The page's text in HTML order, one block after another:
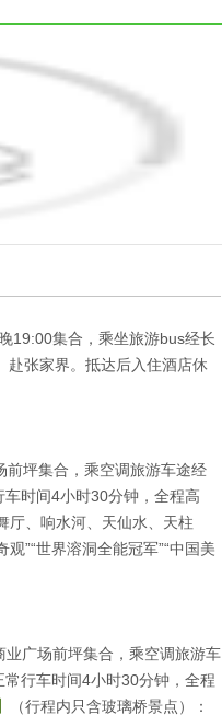
19:00集合，乘坐旅游bus经长
赴张家界。抵达后入住酒店休
坪集合，乘空调旅游车途经
时间4小时30分钟，全程高
厅、响水河、天仙水、天柱
”“世界溶洞全能冠军”“中国美
广场前坪集合，乘空调旅游车
行车时间4小时30分钟，全程
（行程内只含玻璃桥景点）：